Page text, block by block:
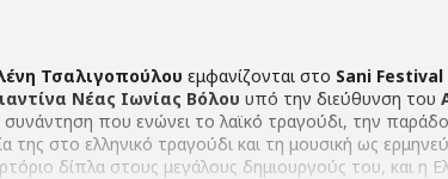
Τσαλιγοπούλου εμφανίζονται στο Sani Festival
Νέας Ιωνίας Βόλου υπό την διεύθυνση του
συνάντηση που ενώνει το λαϊκό τραγούδι, την
της στο ελληνικό τραγούδι και τη μουσική ως
δίπλα στους μεγάλους δημιουργούς του, και η